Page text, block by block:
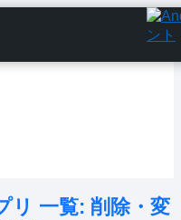
リ 一覧: 削除・変